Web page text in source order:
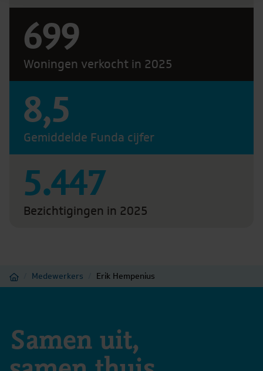
755
Woningen verkocht in 2025
9,1
Gemiddelde Funda cijfer
5.887
Bezichtigingen in 2025
Home Medewerkers Erik Hempenius
Samen uit,